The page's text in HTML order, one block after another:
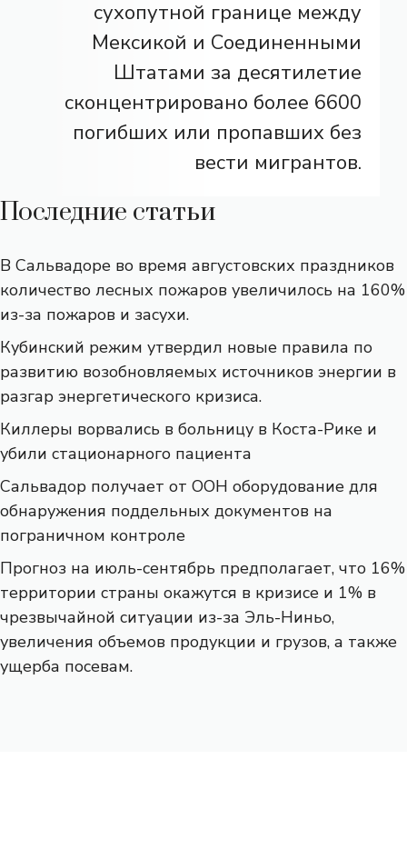
сухопутной границе между
Мексикой и Соединенными
Штатами за десятилетие
сконцентрировано более 6600
погибших или пропавших без
вести мигрантов.
Последние статьи
В Сальвадоре во время августовских праздников
количество лесных пожаров увеличилось на 160%
из-за пожаров и засухи.
Кубинский режим утвердил новые правила по
развитию возобновляемых источников энергии в
разгар энергетического кризиса.
Киллеры ворвались в больницу в Коста-Рике и
убили стационарного пациента
Сальвадор получает от ООН оборудование для
обнаружения поддельных документов на
пограничном контроле
Прогноз на июль-сентябрь предполагает, что 16%
территории страны окажутся в кризисе и 1% в
чрезвычайной ситуации из-за Эль-Ниньо,
увеличения объемов продукции и грузов, а также
ущерба посевам.